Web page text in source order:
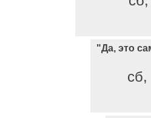
"Да, это